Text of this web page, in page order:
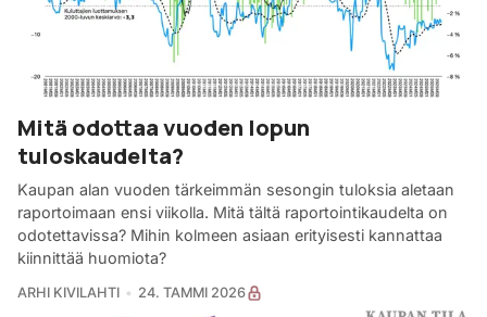
Mitä odottaa vuoden lopun
tuloskaudelta?
Kaupan alan vuoden tärkeimmän sesongin tuloksia aletaan
raportoimaan ensi viikolla. Mitä tältä raportointikaudelta on
odotettavissa? Mihin kolmeen asiaan erityisesti kannattaa
kiinnittää huomiota?
ARHI KIVILAHTI 24. TAMMI 2026